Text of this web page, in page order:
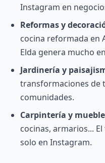
Instagram en
Reformas y
cocina reformada en
Elda genera mucho
Jardinería y
transformaciones de
comunidades.
Carpintería y
cocinas, armarios...
solo en Instagram.